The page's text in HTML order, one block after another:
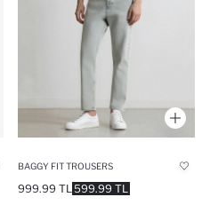
BAGGY FIT TROUSERS
599.99 TL
999.99 TL